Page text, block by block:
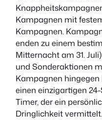
Kampagnen mit
Kampagnen.
enden zu einem
Mitternacht am 31.
und Sonderaktionen
Kampagnen
einen einzigartigen
Timer, der ein
Dringlichkeit